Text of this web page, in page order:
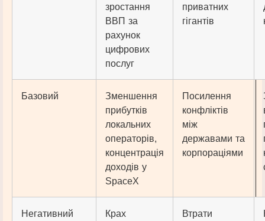
зростання
ВВП за
рахунок
цифрових
послуг
приватних
гігантів
Базовий
Зменшення
прибутків
локальних
операторів,
концентрація
доходів у
SpaceX
Посилення
конфліктів
між
державами та
корпораціями
Негативний
Крах
Втрати